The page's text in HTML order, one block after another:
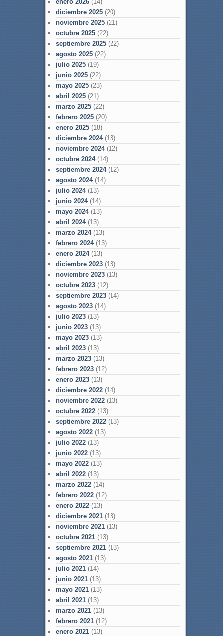
enero 2026(14)
diciembre 2025(20)
noviembre 2025(21)
octubre 2025(22)
septiembre 2025(22)
agosto 2025(22)
julio 2025(19)
junio 2025(22)
mayo 2025(23)
abril 2025(21)
marzo 2025(22)
febrero 2025(20)
enero 2025(18)
diciembre 2024(13)
noviembre 2024(12)
octubre 2024(14)
septiembre 2024(12)
agosto 2024(14)
julio 2024(13)
junio 2024(14)
mayo 2024(13)
abril 2024(13)
marzo 2024(13)
febrero 2024(13)
enero 2024(13)
diciembre 2023(13)
noviembre 2023(13)
octubre 2023(12)
septiembre 2023(14)
agosto 2023(14)
julio 2023(13)
junio 2023(13)
mayo 2023(13)
abril 2023(13)
marzo 2023(13)
febrero 2023(12)
enero 2023(13)
diciembre 2022(14)
noviembre 2022(13)
octubre 2022(13)
septiembre 2022(13)
agosto 2022(13)
julio 2022(13)
junio 2022(13)
mayo 2022(13)
abril 2022(13)
marzo 2022(14)
febrero 2022(12)
enero 2022(13)
diciembre 2021(13)
noviembre 2021(13)
octubre 2021(13)
septiembre 2021(13)
agosto 2021(13)
julio 2021(14)
junio 2021(13)
mayo 2021(13)
abril 2021(13)
marzo 2021(13)
febrero 2021(12)
enero 2021(13)